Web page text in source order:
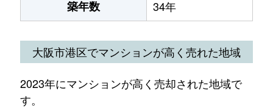
築年数 34年
大阪市港区でマンションが高く売れた地域
2023年にマンションが高く売却された地域で
す。